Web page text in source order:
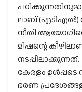
ലാബ് (എടിഎല്‍)
നീതി
മിഷന്റെ
നടപ്പിലാക്കുന്നത്.
കേരളം ഉള്‍പ്പടെ
ഭരണ